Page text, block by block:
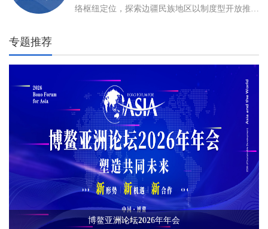
络枢纽定位，探索边疆民族地区以制度型开放推动
专题推荐
博鳌亚洲论坛2026年年会